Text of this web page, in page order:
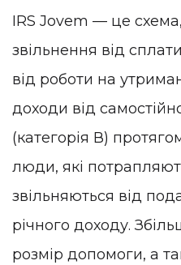
IRS Jovem — це
звільнення від
від роботи на
доходи від
(категорія В)
люди, які
звільняються від
річного доходу.
розмір допомоги, а